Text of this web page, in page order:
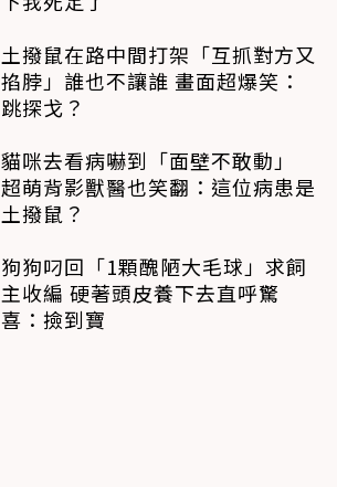
土撥鼠在路中間打架「互抓對方又
掐脖」誰也不讓誰 畫面超爆笑：
跳探戈？
貓咪去看病嚇到「面壁不敢動」
超萌背影獸醫也笑翻：這位病患是
土撥鼠？
狗狗叼回「1顆醜陋大毛球」求飼
主收編 硬著頭皮養下去直呼驚
喜：撿到寶